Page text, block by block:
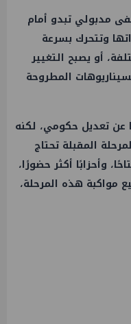
مدبولي تبدو أمام
وتتحرك بسرعة
أو يصبح التغيير
المطروحة
عن تعديل حكومي، لكنه
المقبلة تحتاج
وأحزابًا أكثر حضورًا،
مواكبة هذه المرحلة،